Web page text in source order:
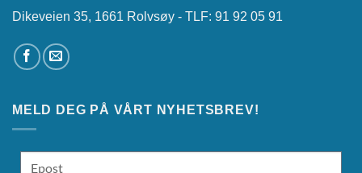
Dikeveien 35, 1661 Rolvsøy - TLF: 91 92 05 91
MELD DEG PÅ VÅRT NYHETSBREV!